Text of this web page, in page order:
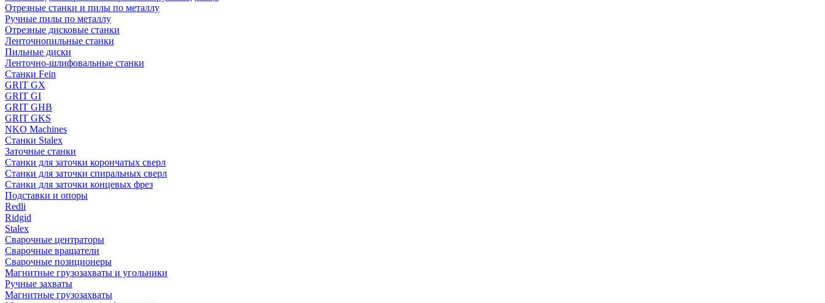
Отрезные станки и пилы по металлу
Ручные пилы по металлу
Отрезные дисковые станки
Ленточнопильные станки
Пильные диски
Ленточно-шлифовальные станки
Станки Fein
GRIT GX
GRIT GI
GRIT GHB
GRIT GKS
NKO Machines
Станки Stalex
Заточные станки
Станки для заточки корончатых сверл
Станки для заточки спиральных сверл
Станки для заточки концевых фрез
Подставки и опоры
Redli
Ridgid
Stalex
Сварочные центраторы
Сварочные вращатели
Сварочные позиционеры
Магнитные грузозахваты и угольники
Ручные захваты
Магнитные грузозахваты